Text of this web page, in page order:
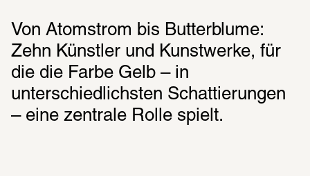
Von Atomstrom bis Butterblume:
Zehn Künstler und Kunstwerke, für
die die Farbe Gelb – in
unterschiedlichsten Schattierungen
– eine zentrale Rolle spielt.